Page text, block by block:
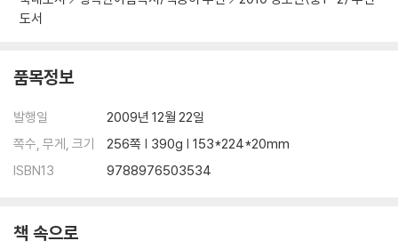
도서
품목정보
발행일
2009년 12월 22일
쪽수, 무게, 크기
256쪽 | 390g | 153*224*20mm
ISBN13
9788976503534
책 속으로